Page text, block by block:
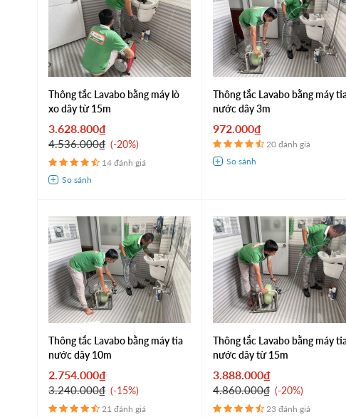
Thông tắc Lavabo bằng máy lò
xo dây từ 15m
3.628.800₫
4.536.000₫ -20%
14 đánh giá
Thông tắc Lavabo bằng máy
nước dây 3m
972.000₫
20 đánh giá
Thông tắc Lavabo bằng máy tia
nước dây 10m
2.754.000₫
3.240.000₫ -15%
21 đánh giá
Thông tắc Lavabo bằng máy
nước dây từ 15m
3.888.000₫
4.860.000₫ -20%
23 đánh giá